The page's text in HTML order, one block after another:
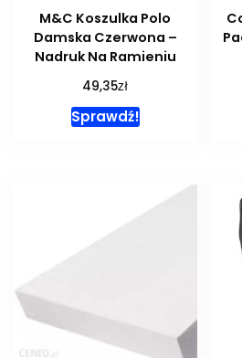
M&C Koszulka Polo
Damska Czerwona –
Nadruk Na Ramieniu
49,35zł
Sprawdź!